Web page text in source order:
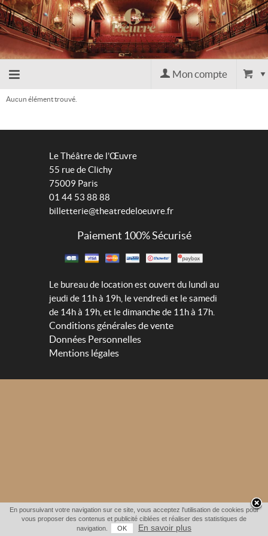
Retour
Mon compte
Aucun élément trouvé.
Le Théâtre de l’Œuvre
55 rue de Clichy
75009 Paris
01 44 53 88 88
billetterie@theatredeloeuvre.fr
Paiement 100% Sécurisé
Le bureau de location est ouvert du lundi au
jeudi de 11h à 19h, le vendredi et le samedi
de 14h à 19h, et le dimanche de 11h à 17h.
Conditions générales de vente
Données Personnelles
Mentions légales
En poursuivant votre navigation sur ce site, vous acceptez l'utilisation de cookies pour
vous proposer des contenus et publicité ciblées et réaliser des statistiques de
navigation.
OK En savoir plus